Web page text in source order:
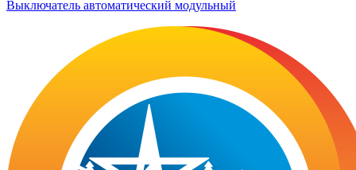
Выключатель автоматический модульный